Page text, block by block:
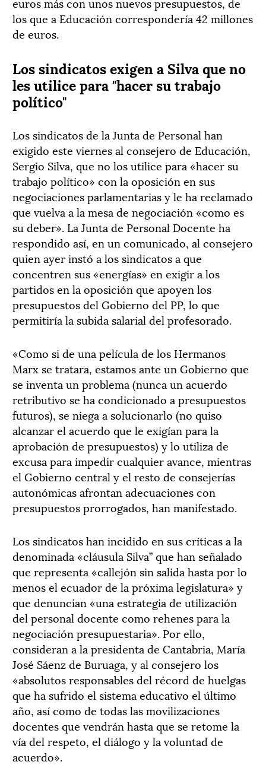
los que a Educación correspondería 42 millones
de euros.
Los sindicatos exigen a Silva que no
les utilice para "hacer su trabajo
político"
Los sindicatos de la Junta de Personal han
exigido este viernes al consejero de Educación,
Sergio Silva, que no los utilice para «hacer su
trabajo político» con la oposición en sus
negociaciones parlamentarias y le ha reclamado
que vuelva a la mesa de negociación «como es
su deber». La Junta de Personal Docente ha
respondido así, en un comunicado, al consejero
quien ayer instó a los sindicatos a que
concentren sus «energías» en exigir a los
partidos en la oposición que apoyen los
presupuestos del Gobierno del PP, lo que
permitiría la subida salarial del profesorado.
«Como si de una película de los Hermanos
Marx se tratara, estamos ante un Gobierno que
se inventa un problema (nunca un acuerdo
retributivo se ha condicionado a presupuestos
futuros), se niega a solucionarlo (no quiso
alcanzar el acuerdo que le exigían para la
aprobación de presupuestos) y lo utiliza de
excusa para impedir cualquier avance, mientras
el Gobierno central y el resto de consejerías
autonómicas afrontan adecuaciones con
presupuestos prorrogados, han manifestado.
Los sindicatos han incidido en sus críticas a la
denominada «cláusula Silva” que han señalado
que representa «callejón sin salida hasta por lo
menos el ecuador de la próxima legislatura» y
que denuncian «una estrategia de utilización
del personal docente como rehenes para la
negociación presupuestaria». Por ello,
consideran a la presidenta de Cantabria, María
José Sáenz de Buruaga, y al consejero los
«absolutos responsables del récord de huelgas
que ha sufrido el sistema educativo el último
año, así como de todas las movilizaciones
docentes que vendrán hasta que se retome la
vía del respeto, el diálogo y la voluntad de
acuerdo».